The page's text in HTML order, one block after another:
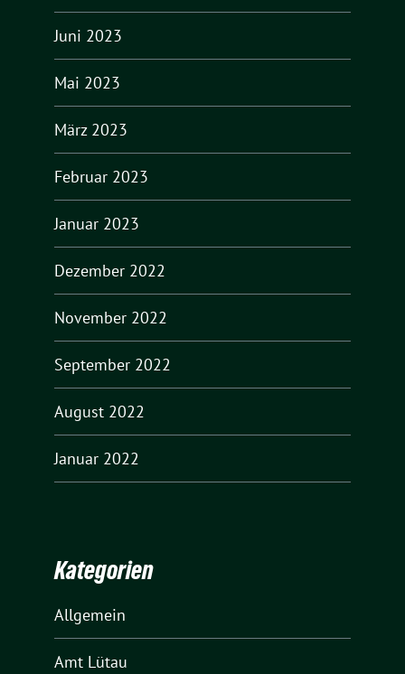
Juni 2023
Mai 2023
März 2023
Februar 2023
Januar 2023
Dezember 2022
November 2022
September 2022
August 2022
Januar 2022
Kategorien
Allgemein
Amt Lütau